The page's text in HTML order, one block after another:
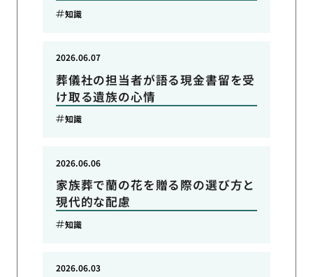
知識
葬儀社の担当者が語る現金書留を受
け取る遺族の心情
2026.06.07
知識
家族葬で蘭の花を贈る際の選び方と
現代的な配慮
2026.06.06
知識
2026.06.03